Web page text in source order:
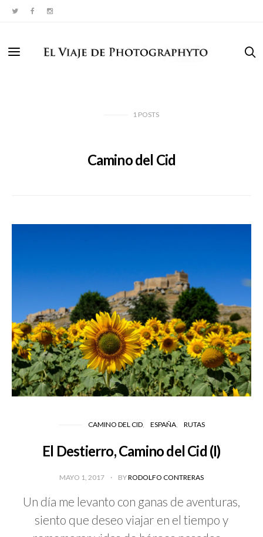
1POSTS
Camino del Cid
CAMINO DEL CID ESPAÑA RUTAS
El Destierro, Camino del Cid (I)
MAYO 1, 2017 BYRODOLFO CONTRERAS
Un día me levanto con ganas de aventuras,
siento que deseo viajar en el tiempo y